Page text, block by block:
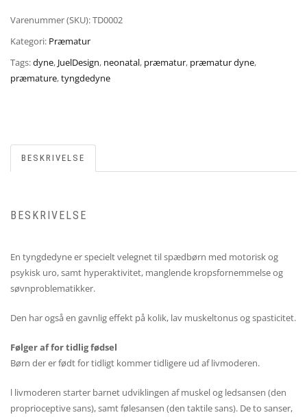
Varenummer (SKU):TD0002
Kategori: Præmatur
Tags:dyne, JuelDesign, neonatal, præmatur, præmatur dyne,
præmature,tyngdedyne
BESKRIVELSE
BESKRIVELSE
En tyngdedyne er specielt velegnet til spædbørn med motorisk og
psykisk uro, samt hyperaktivitet, manglende kropsfornemmelse og
søvnproblematikker.
Den har også en gavnlig effekt på kolik, lav muskeltonus og spasticitet.
Følger af for tidlig fødsel
Børn der er født for tidligt kommer tidligere ud af livmoderen.
l livmoderen starter barnet udviklingen af muskel og ledsansen (den
proprioceptive sans), samt følesansen (den taktile sans). De to sanser,